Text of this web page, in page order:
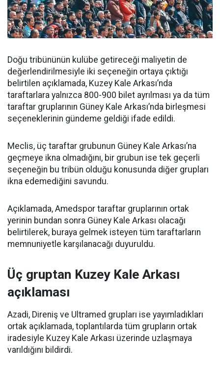
Doğu tribününün kulübe getireceği maliyetin de
değerlendirilmesiyle iki seçeneğin ortaya çıktığı
belirtilen açıklamada, Kuzey Kale Arkası’nda
taraftarlara yalnızca 800-900 bilet ayrılması ya da tüm
taraftar gruplarının Güney Kale Arkası’nda birleşmesi
seçeneklerinin gündeme geldiği ifade edildi.
Meclis, üç taraftar grubunun Güney Kale Arkası’na
geçmeye ikna olmadığını, bir grubun ise tek geçerli
seçeneğin bu tribün olduğu konusunda diğer grupları
ikna edemediğini savundu.
Açıklamada, Amedspor taraftar gruplarının ortak
yerinin bundan sonra Güney Kale Arkası olacağı
belirtilerek, buraya gelmek isteyen tüm taraftarların
memnuniyetle karşılanacağı duyuruldu.
Üç gruptan Kuzey Kale Arkası
açıklaması
Azadi, Direniş ve Ultramed grupları ise yayımladıkları
ortak açıklamada, toplantılarda tüm grupların ortak
iradesiyle Kuzey Kale Arkası üzerinde uzlaşmaya
varıldığını bildirdi.